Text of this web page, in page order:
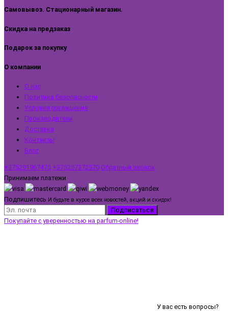
Самовывоз. Стационарный магазин.
Скидка на предзаказ
Подарок за покупку
О компании
О нас
Политика безопасности
Условия соглашения
Производители
Доставка
Контакты
Блог
+375291967475 +375257372570 Обратный звонок
Принимаем платежи
Подпишитесь И будьте в курсе всех новостей, акций и скидок!
Подписаться
Покупайте с уверенностью на parfum-online!
У вас есть вопросы?